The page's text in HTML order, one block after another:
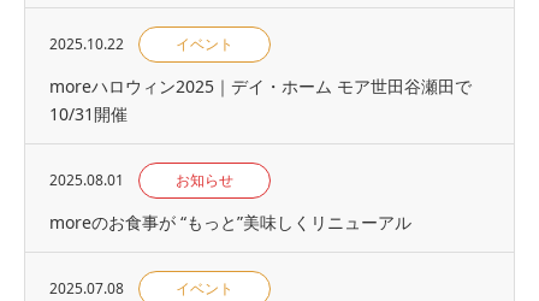
2025.10.22 イベント
moreハロウィン2025｜デイ・ホーム モア世田谷瀬田で
10/31開催
2025.08.01 お知らせ
moreのお食事が “もっと”美味しくリニューアル
2025.07.08 イベント